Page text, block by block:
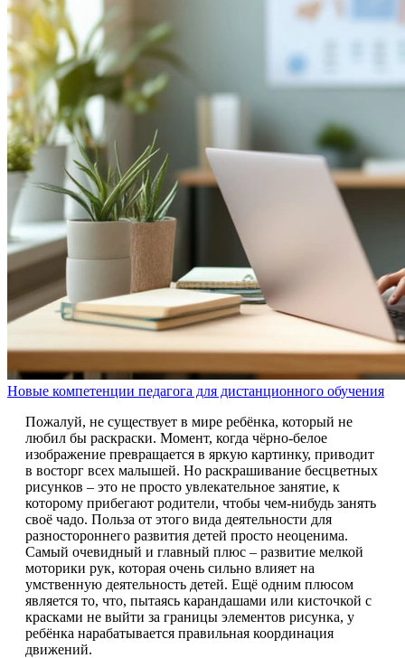
Новые компетенции педагога для дистанционного обучения
Пожалуй, не существует в мире ребёнка, который не
любил бы раскраски. Момент, когда чёрно-белое
изображение превращается в яркую картинку, приводит
в восторг всех малышей. Но раскрашивание бесцветных
рисунков – это не просто увлекательное занятие, к
которому прибегают родители, чтобы чем-нибудь занять
своё чадо. Польза от этого вида деятельности для
разностороннего развития детей просто неоценима.
Самый очевидный и главный плюс – развитие мелкой
моторики рук, которая очень сильно влияет на
умственную деятельность детей. Ещё одним плюсом
является то, что, пытаясь карандашами или кисточкой с
красками не выйти за границы элементов рисунка, у
ребёнка нарабатывается правильная координация
движений.